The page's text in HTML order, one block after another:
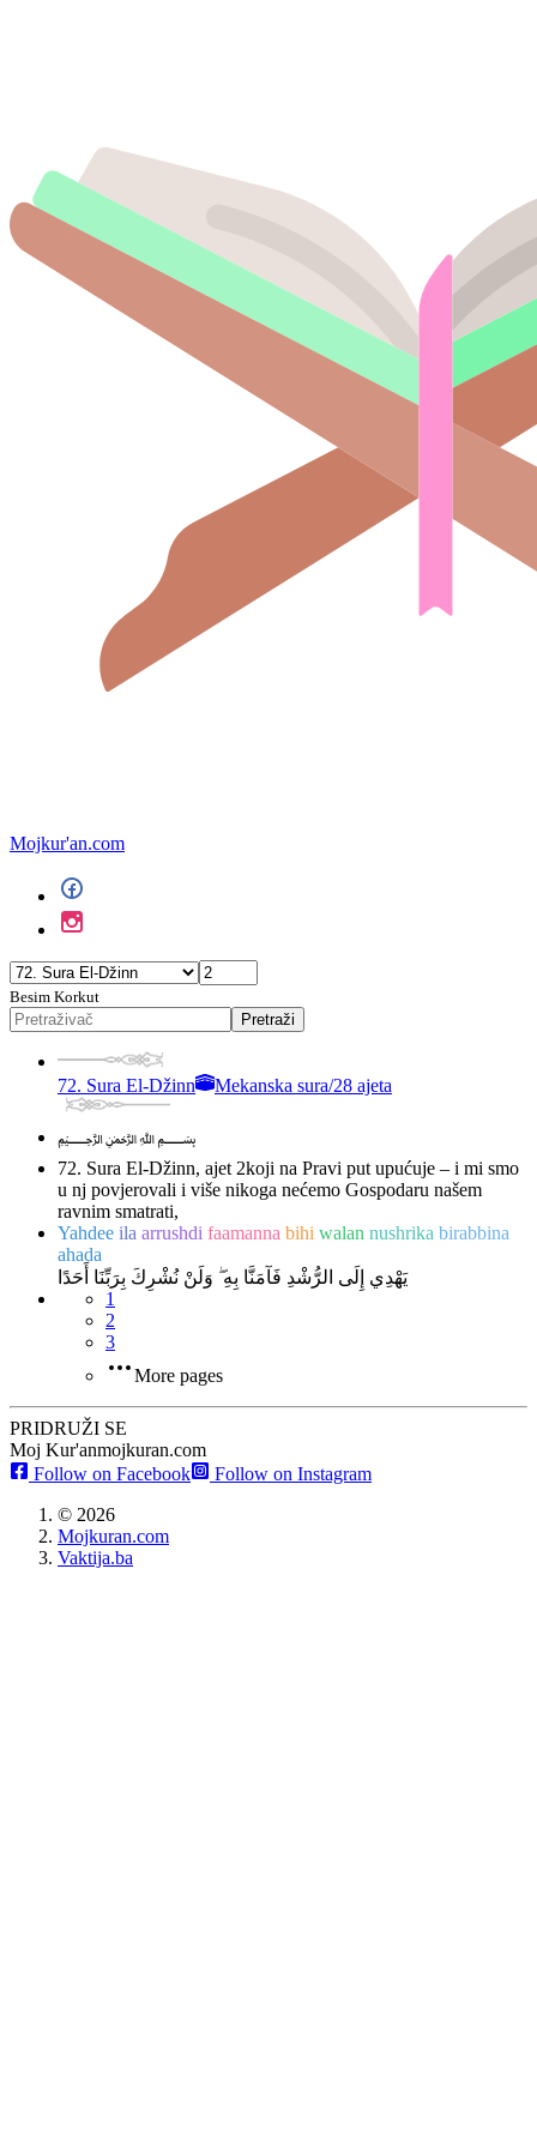
Mojkur'an.com
Besim Korkut
Pretraži
72. Sura El-Džinn Mekanska sura/28 ajeta
﷽
72. Sura El-Džinn, ajet 2koji na Pravi put upućuje – i mi smo
u nj povjerovali i više nikoga nećemo Gospodaru našem
ravnim smatrati,
Yahdee ila arrushdi faamanna bihi walan nushrika birabbina
ahada
يَهْدِي إِلَى الرُّشْدِ فَآمَنَّا بِهِ ۖ وَلَنْ نُشْرِكَ بِرَبِّنَا أَحَدًا
1
2
3
More pages
PRIDRUŽI SE
Moj Kur'anmojkuran.com
Follow on Facebook
Follow on Instagram
© 2026
Mojkuran.com
Vaktija.ba